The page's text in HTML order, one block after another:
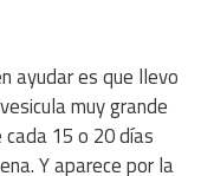
ayudar es que llevo
muy grande
15 o 20 días
Y aparece por la